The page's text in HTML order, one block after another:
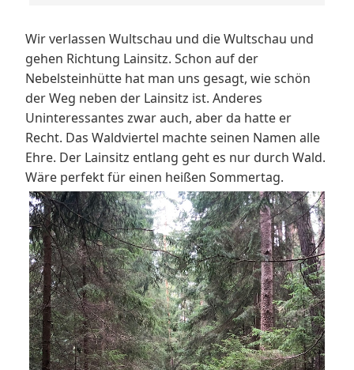
Wir verlassen Wultschau und die Wultschau und
gehen Richtung Lainsitz. Schon auf der
Nebelsteinhütte hat man uns gesagt, wie schön
der Weg neben der Lainsitz ist. Anderes
Uninteressantes zwar auch, aber da hatte er
Recht. Das Waldviertel machte seinen Namen alle
Ehre. Der Lainsitz entlang geht es nur durch Wald.
Wäre perfekt für einen heißen Sommertag.